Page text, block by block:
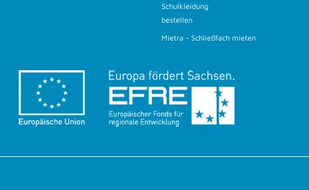
Schulkleidung
bestellen
Mietra - Schließfach mieten